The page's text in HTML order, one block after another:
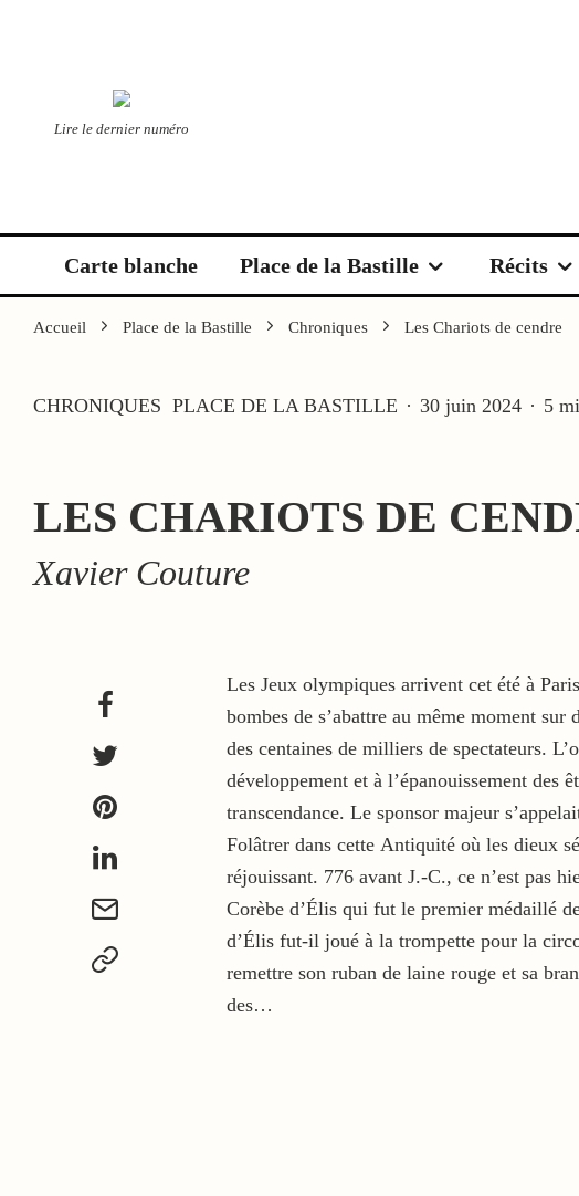
Lire le dernier numéro
Carte blanche Place de la Bastille Récits
Accueil Place de la Bastille Chroniques Les Chariots de cendre
CHRONIQUES PLACE DE LA BASTILLE · 30 juin 2024 · 5
LES CHARIOTS DE
Xavier Couture
Les Jeux olympiques arrivent cet été à
bombes de s’abattre au même moment
des centaines de milliers de spectateurs.
développement et à l’épanouissement des
transcendance. Le sponsor majeur
Folâtrer dans cette Antiquité où les dieux
réjouissant. 776 avant J.-C., ce n’est pas
Corèbe d’Élis qui fut le premier médaillé
d’Élis fut-il joué à la trompette pour la
remettre son ruban de laine rouge et sa
des…